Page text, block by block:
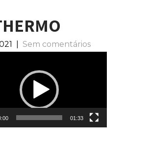
Sem comentários
01:33